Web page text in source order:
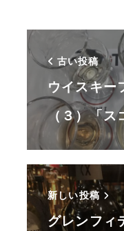
古い投稿
ウイスキ
（３）「
新しい投稿
グレンフィ